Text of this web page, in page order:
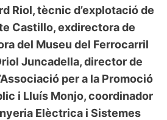
Riol, tècnic d’explotació de
Castillo, exdirectora de
del Museu del Ferrocarril
Juncadella, director de
per a la Promoció
i Lluís Monjo, coordinador
Elèctrica i Sistemes